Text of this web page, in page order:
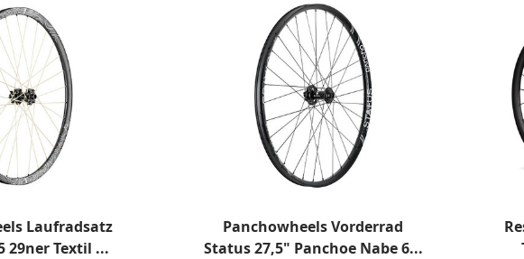
Laufradsatz
29ner Textil ...
Panchowheels Vorderrad
Status 27,5" Panchoe Nabe 6...